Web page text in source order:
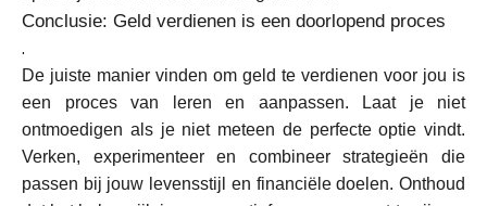
Conclusie: Geld verdienen is een doorlopend proces
.
De juiste manier vinden om geld te verdienen voor jou is
een proces van leren en aanpassen. Laat je niet
ontmoedigen als je niet meteen de perfecte optie vindt.
Verken, experimenteer en combineer strategieën die
passen bij jouw levensstijl en financiële doelen. Onthoud